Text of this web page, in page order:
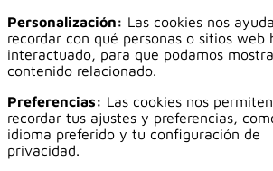
Personalización: Las cookies nos
recordar con qué personas o sitios web
interactuado, para que podamos
contenido relacionado.
Preferencias: Las cookies nos permiten
recordar tus ajustes y preferencias,
idioma preferido y tu configuración de
privacidad.